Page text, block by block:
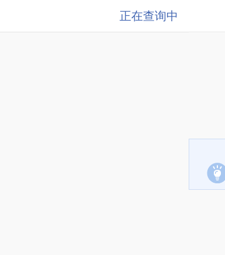
正在查询中